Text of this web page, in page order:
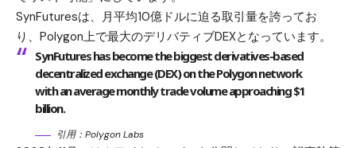
SynFuturesは、 月平均10億ドルに迫る取引量を誇ってお
り、 Polygon上で最大のデリバティブDEXとなっています。
SynFutures has become the biggest derivatives-based
decentralized exchange (DEX) on the Polygon network
with an average monthly trade volume approaching $1
billion.
引用： Polygon Labs